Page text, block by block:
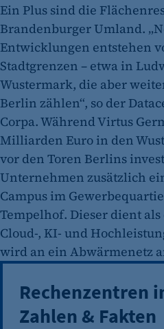
Ein Plus sind die
Brandenburger Umland.
Entwicklungen entstehen
Stadtgrenzen – etwa in
Wustermark, die aber
Berlin zählen“, so der
Corpa. Während Virtus
Milliarden Euro in den
vor den Toren Berlins
Unternehmen zusätzlich
Campus im
Tempelhof. Dieser dient
Cloud-, KI- und
wird an ein Abwärmenetz
Rechenzentren
Zahlen & Fakten